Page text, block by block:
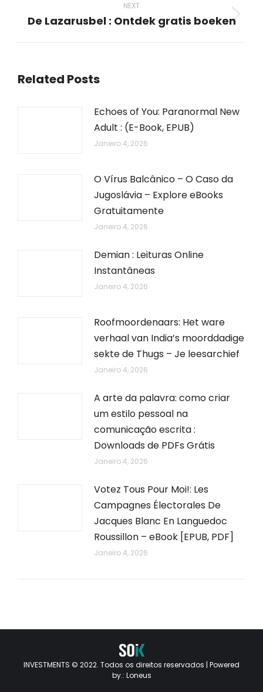
NEXT
Next
De Lazarusbel : Ontdek gratis boeken
Related Posts
Echoes of You: Paranormal New
Adult : (E-Book, EPUB)
Janeiro 4, 2026
O Vírus Balcânico – O Caso da
Jugoslávia – Explore eBooks
Gratuitamente
Janeiro 4, 2026
Demian : Leituras Online
Instantâneas
Janeiro 4, 2026
Roofmoordenaars: Het ware
verhaal van India’s moorddadige
sekte de Thugs – Je leesarchief
Janeiro 4, 2026
A arte da palavra: como criar
um estilo pessoal na
comunicação escrita :
Downloads de PDFs Grátis
Janeiro 4, 2026
Votez Tous Pour Moi!: Les
Campagnes Électorales De
Jacques Blanc En Languedoc
Roussillon – eBook [EPUB, PDF]
Janeiro 4, 2026
INVESTMENTS © 2022. Todos os direitos reservados | Powered
by.: Loneus